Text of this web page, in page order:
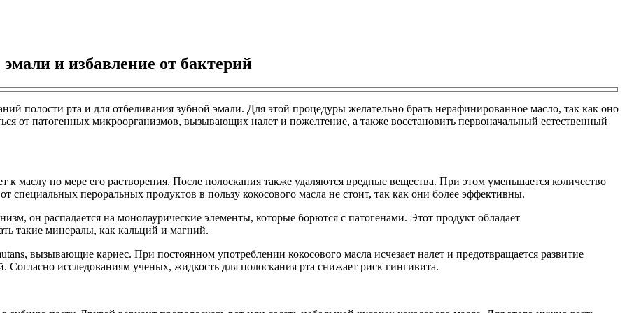
и избавление от бактерий
полости рта и для отбеливания зубной эмали. Для этой процедуры желательно брать нерафинированное масло, так как оно
от патогенных микроорганизмов, вызывающих налет и пожелтение, а также восстановить первоначальный естественный
маслу по мере его растворения. После полоскания также удаляются вредные вещества. При этом уменьшается количество
специальных пероральных продуктов в пользу кокосового масла не стоит, так как они более эффективны.
он распадается на монолаурические элементы, которые борются с патогенами. Этот продукт обладает
такие минералы, как кальций и магний.
вызывающие кариес. При постоянном употреблении кокосового масла исчезает налет и предотвращается развитие
исследованиям ученых, жидкость для полоскания рта снижает риск гингивита.